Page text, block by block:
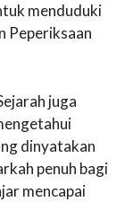
menduduki
Peperiksaan
juga
dinyatakan
penuh bagi
mencapai